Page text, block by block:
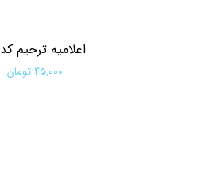
اعلامیه ترحیم کد 110
۴۵,۰۰۰ تومان